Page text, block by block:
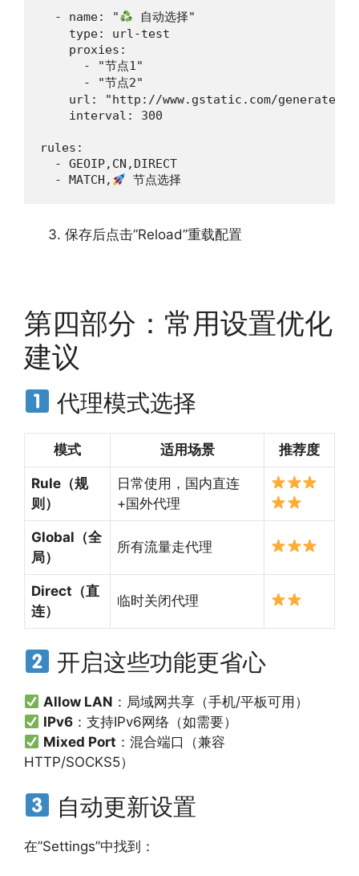
  - name: "
自动选择"
    type: url-test
    proxies:
      - "节点1"
      - "节点2"
url: "http://www.gstatic.com/
    interval: 300
rules:
  - GEOIP,CN,DIRECT
  - MATCH,
节点选择
保存后点击”Reload”重载配置
第四部分：常用设置优化
建议
代理模式选择
模式 适用场景 推荐度
Rule（规
则）
日常使用，国内直连
+国外代理
Global（全
局）
所有流量走代理
Direct（直
连）
临时关闭代理
开启这些功能更省心
Allow LAN ：局域网共享（手机/平板可用）
IPv6 ：支持IPv6网络（如需要）
Mixed Port ：混合端口（兼容
HTTP/SOCKS5）
自动更新设置
在”Settings”中找到：